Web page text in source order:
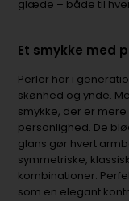
glæde – både til
Et smykke med
Perler har i
skønhed og ynde.
smykke, der er
personlighed. De
glans gør hvert
symmetriske,
kombinationer.
som en elegant